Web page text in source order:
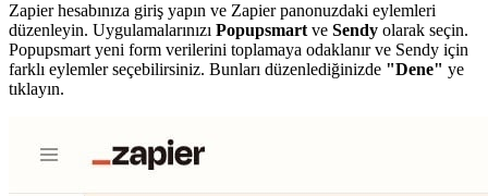
Zapier hesabınıza giriş yapın ve Zapier panonuzdaki eylemleri
düzenleyin. Uygulamalarınızı Popupsmart ve Sendy olarak seçin.
Popupsmart yeni form verilerini toplamaya odaklanır ve Sendy için
farklı eylemler seçebilirsiniz. Bunları düzenlediğinizde "Dene" ye
tıklayın.